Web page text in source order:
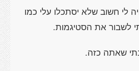
לי חשוב שלא יסתכלו עלי כמו
לשבור את הסטיגמות.
שאתה כזה.